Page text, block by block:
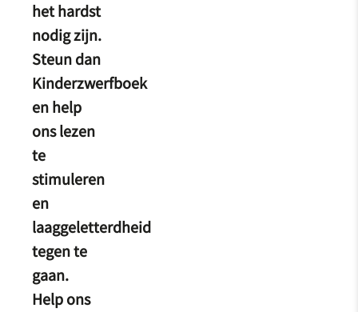
het hardst
nodig zijn.
Steun dan
Kinderzwerfboek
en help
ons lezen
te
stimuleren
en
laaggeletterdheid
tegen te
gaan.
Help ons